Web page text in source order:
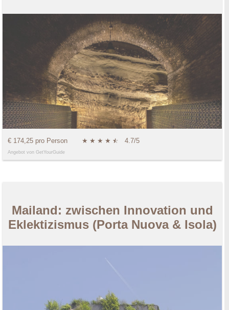
€ 174,25 pro Person ★ ★ ★ ★ ★
☆ 4.7/5
Angebot von GetYourGuide
Mailand: zwischen Innovation und
Eklektizismus (Porta Nuova & Isola)